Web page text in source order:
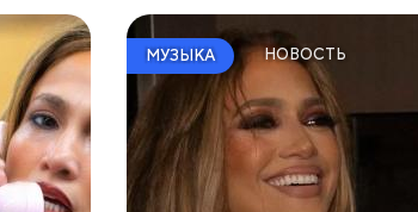
МУЗЫКА НОВОСТЬ